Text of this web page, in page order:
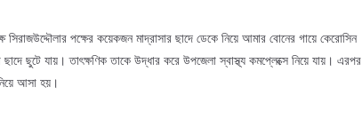
পক্ষের কয়েকজন মাদ্রাসার ছাদে ডেকে নিয়ে আমার বোনের গায়ে কেরোসিন
ছুটে যায়। তাৎক্ষণিক তাকে উদ্ধার করে উপজেলা স্বাস্থ্য কমপ্লেক্সে নিয়ে যায়। এরপর
আসা হয়।